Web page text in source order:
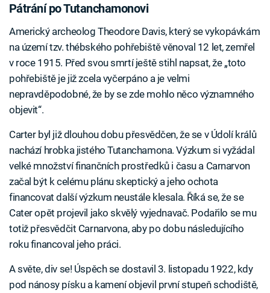
Pátrání po Tutanchamonovi
Americký archeolog Theodore Davis, který se vykopávkám
na území tzv. thébského pohřebiště věnoval 12 let, zemřel
v roce 1915. Před svou smrtí ještě stihl napsat, že „toto
pohřebiště je již zcela vyčerpáno a je velmi
nepravděpodobné, že by se zde mohlo něco významného
objevit“.
Carter byl již dlouhou dobu přesvědčen, že se v Údolí králů
nachází hrobka jistého Tutanchamona. Výzkum si vyžádal
velké množství finančních prostředků i času a Carnarvon
začal být k celému plánu skeptický a jeho ochota
financovat další výzkum neustále klesala. Říká se, že se
Cater opět projevil jako skvělý vyjednavač. Podařilo se mu
totiž přesvědčit Carnarvona, aby po dobu následujícího
roku financoval jeho práci.
A světe, div se! Úspěch se dostavil 3. listopadu 1922, kdy
pod nánosy písku a kamení objevil první stupeň schodiště,